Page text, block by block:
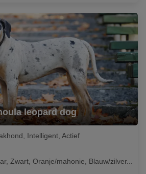
leopard dog
Intelligent, Actief
Zwart, Oranje/mahonie, Blauw/zilver...